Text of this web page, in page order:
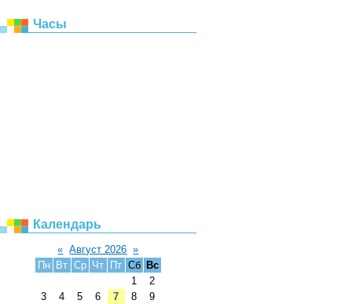
Часы
Календарь
« Август 2026 »
Пн Вт Ср Чт Пт Сб Вс
1
2
3
4 5 6 7 8
9